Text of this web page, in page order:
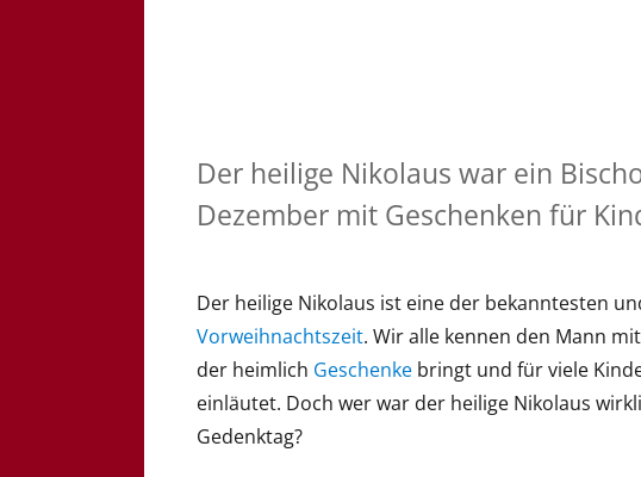
Der heilige Nikolaus war ein
Dezember mit Geschenken für
Der heilige Nikolaus ist eine der bekanntesten
Vorweihnachtszeit. Wir alle kennen den Mann
der heimlich Geschenke bringt und für viele
einläutet. Doch wer war der heilige Nikolaus
Gedenktag?